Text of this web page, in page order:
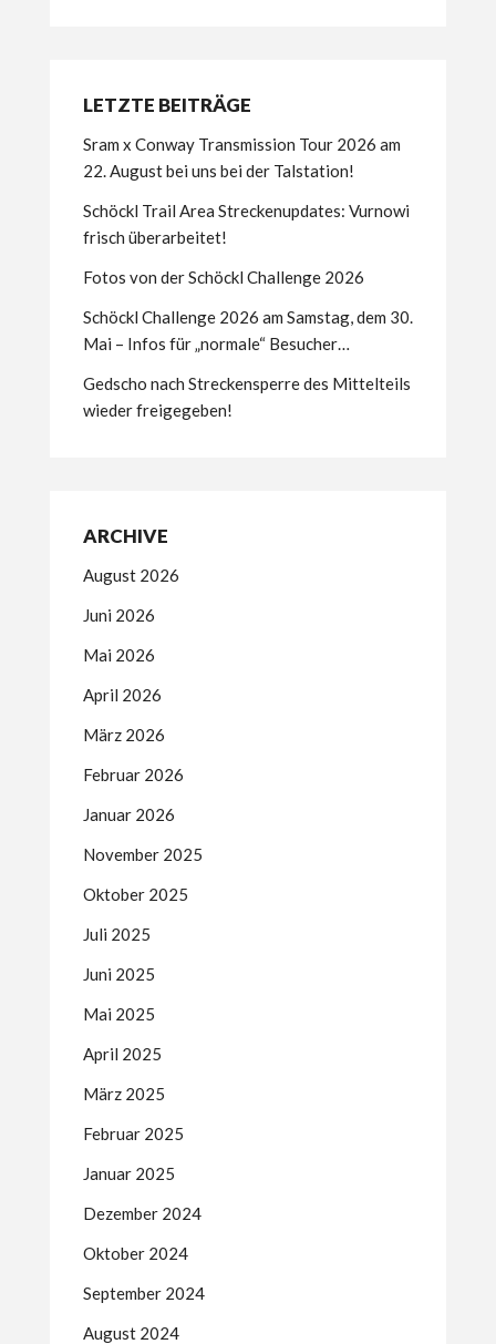
LETZTE BEITRÄGE
Sram x Conway Transmission Tour 2026 am
22. August bei uns bei der Talstation!
Schöckl Trail Area Streckenupdates: Vurnowi
frisch überarbeitet!
Fotos von der Schöckl Challenge 2026
Schöckl Challenge 2026 am Samstag, dem 30.
Mai – Infos für „normale“ Besucher…
Gedscho nach Streckensperre des Mittelteils
wieder freigegeben!
ARCHIVE
August 2026
Juni 2026
Mai 2026
April 2026
März 2026
Februar 2026
Januar 2026
November 2025
Oktober 2025
Juli 2025
Juni 2025
Mai 2025
April 2025
März 2025
Februar 2025
Januar 2025
Dezember 2024
Oktober 2024
September 2024
August 2024